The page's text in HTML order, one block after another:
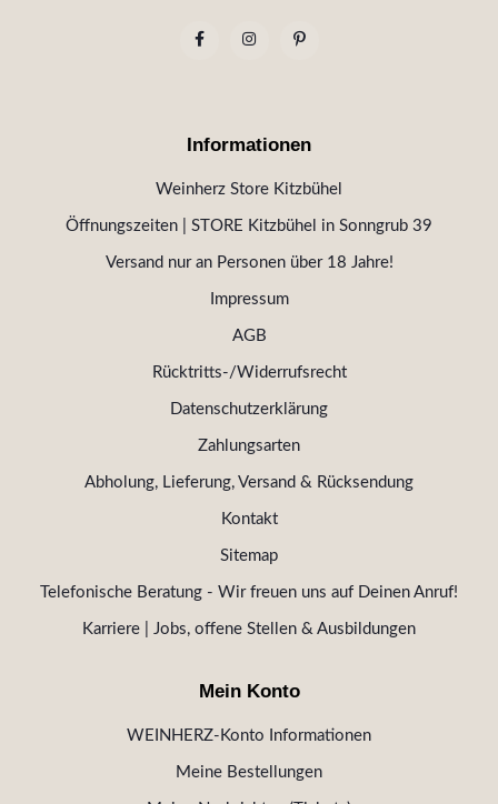
Informationen
Weinherz Store Kitzbühel
Öffnungszeiten | STORE Kitzbühel in Sonngrub 39
Versand nur an Personen über 18 Jahre!
Impressum
AGB
Rücktritts-/Widerrufsrecht
Datenschutzerklärung
Zahlungsarten
Abholung, Lieferung, Versand & Rücksendung
Kontakt
Sitemap
Telefonische Beratung - Wir freuen uns auf Deinen Anruf!
Karriere | Jobs, offene Stellen & Ausbildungen
Mein Konto
WEINHERZ-Konto Informationen
Meine Bestellungen